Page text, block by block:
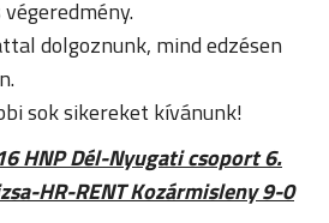
dolgoznunk, mind edzésen
sok sikereket kívánunk!
HNP Dél-Nyugati csoport 6.
HR-RENT Kozármisleny 9-0